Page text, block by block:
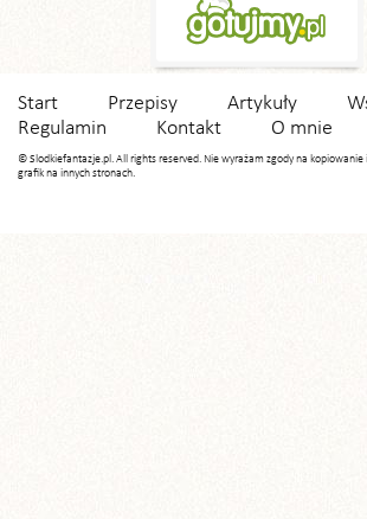
Start Przepisy Artykuły
Regulamin
Kontakt O mnie
© Slodkiefantazje.pl. All rights reserved. Nie wyrażam zgody na kopiowanie
grafik na innych stronach.